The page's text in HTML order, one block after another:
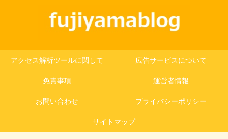
アクセス解析ツールに関して 広告サービスについて
免責事項 運営者情報
お問い合わせ プライバシーポリシー
サイトマップ